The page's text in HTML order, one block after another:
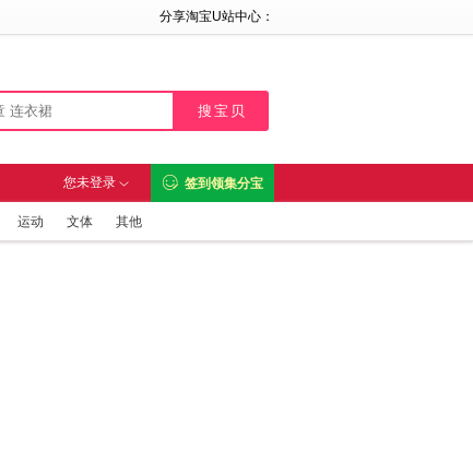
分享淘宝U站中心：
 签到领集分宝
您未登录 
运动 文体 其他